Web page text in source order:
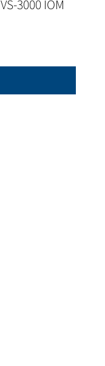
3000 IOM